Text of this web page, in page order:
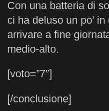
Con una batteria di
ci ha deluso un po’
arrivare a fine
medio-alto.
[voto=”7″]
[/conclusione]